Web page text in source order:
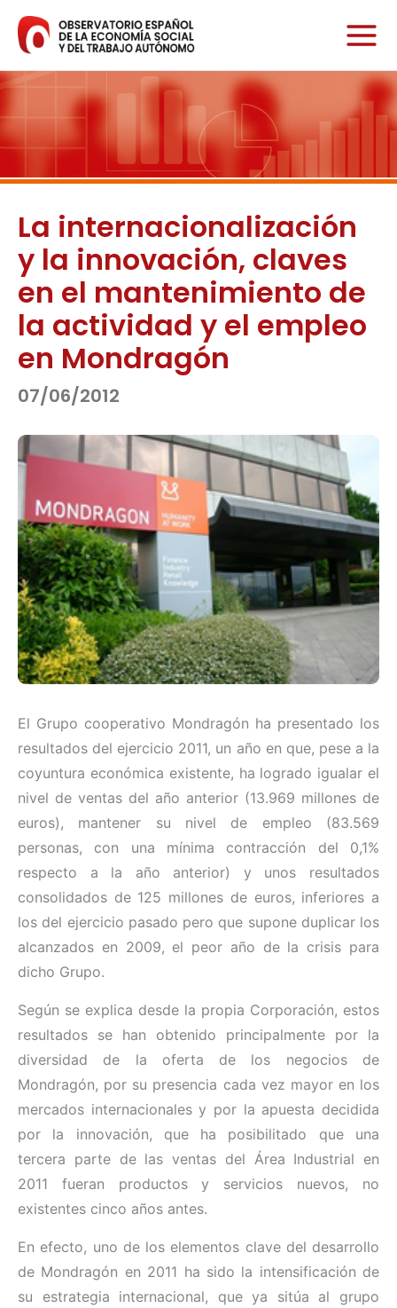
contenido
La internacionalización
y la innovación, claves
en el mantenimiento de
la actividad y el empleo
en Mondragón
07/06/2012
El Grupo cooperativo Mondragón ha presentado los
resultados del ejercicio 2011, un año en que, pese a la
coyuntura económica existente, ha logrado igualar el
nivel de ventas del año anterior (13.969 millones de
euros), mantener su nivel de empleo (83.569
personas, con una mínima contracción del 0,1%
respecto a la año anterior) y unos resultados
consolidados de 125 millones de euros, inferiores a
los del ejercicio pasado pero que supone duplicar los
alcanzados en 2009, el peor año de la crisis para
dicho Grupo.
Según se explica desde la propia Corporación, estos
resultados se han obtenido principalmente por la
diversidad de la oferta de los negocios de
Mondragón, por su presencia cada vez mayor en los
mercados internacionales y por la apuesta decidida
por la innovación, que ha posibilitado que una
tercera parte de las ventas del Área Industrial en
2011 fueran productos y servicios nuevos, no
existentes cinco años antes.
En efecto, uno de los elementos clave del desarrollo
de Mondragón en 2011 ha sido la intensificación de
su estrategia internacional, que ya sitúa al grupo